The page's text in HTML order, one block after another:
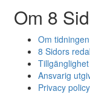
Om 8
Om
8 Sidors
Ansvarig
Privacy